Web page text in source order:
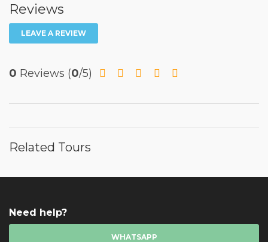
Reviews
LEAVE A REVIEW
0 Reviews (0/5)
Related Tours
Need help?
WHATSAPP